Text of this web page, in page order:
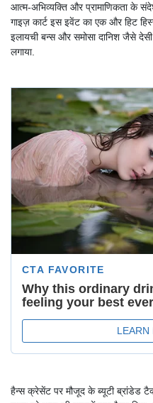
आत्म-अभिव्यक्ति और प्रामाणिकता के
गाइज़ कार्ट इस इवेंट का एक और हिट
इलायची बन्स और समोसा दानिश जैसे
लगाया.
हैन्स क्रेसेंट पर मौजूद के ब्यूटी ब्रांडेड